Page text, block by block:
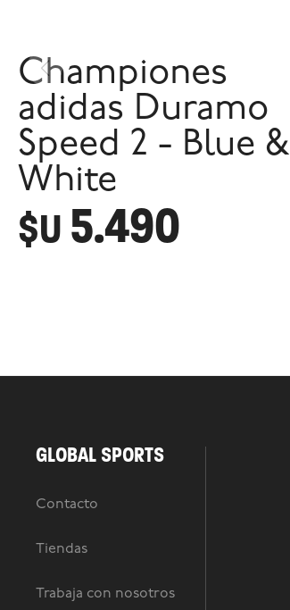
Championes
adidas Duramo
Speed 2 - Blue &
White
$U 5.490
GLOBAL SPORTS
Contacto
Tiendas
Trabaja con nosotros